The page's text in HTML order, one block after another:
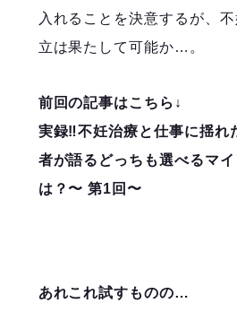
入れることを決意するが、
立は果たして可能か…。
前回の記事はこちら↓
実録‼︎不妊治療と仕事に揺れ
者が語るどっちも選べるマ
は？〜 第1回〜
あれこれ試すものの…